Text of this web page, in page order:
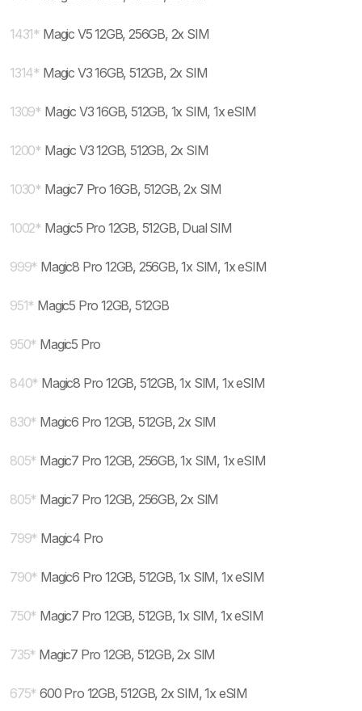
1431* Magic V5 12GB, 256GB, 2x SIM
1314* Magic V3 16GB, 512GB, 2x SIM
1309* Magic V3 16GB, 512GB, 1x SIM, 1x eSIM
1200* Magic V3 12GB, 512GB, 2x SIM
1030* Magic7 Pro 16GB, 512GB, 2x SIM
1002* Magic5 Pro 12GB, 512GB, Dual SIM
999* Magic8 Pro 12GB, 256GB, 1x SIM, 1x eSIM
951* Magic5 Pro 12GB, 512GB
950* Magic5 Pro
840* Magic8 Pro 12GB, 512GB, 1x SIM, 1x eSIM
830* Magic6 Pro 12GB, 512GB, 2x SIM
805* Magic7 Pro 12GB, 256GB, 1x SIM, 1x eSIM
805* Magic7 Pro 12GB, 256GB, 2x SIM
799* Magic4 Pro
790* Magic6 Pro 12GB, 512GB, 1x SIM, 1x eSIM
750* Magic7 Pro 12GB, 512GB, 1x SIM, 1x eSIM
735* Magic7 Pro 12GB, 512GB, 2x SIM
675* 600 Pro 12GB, 512GB, 2x SIM, 1x eSIM